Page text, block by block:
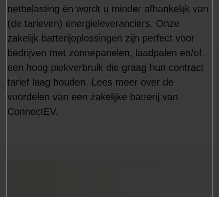
netbelasting én wordt u minder afhankelijk van
(de tarieven) energieleveranciers. Onze
zakelijk batterijoplossingen zijn perfect voor
bedrijven met zonnepanelen, laadpalen en/of
een hoog piekverbruik die graag hun contract
tarief laag houden. Lees meer over de
voordelen van een zakelijke batterij van
ConnectEV.